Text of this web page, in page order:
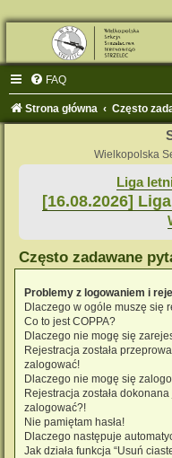
FAQ
Strona główna Często
Wielkopolska
Liga
[16.08.2026]
Często zadawane
Problemy z logowaniem i
Dlaczego w ogóle muszę się
Co to jest COPPA?
Dlaczego nie mogę się
Rejestracja została
zalogować!
Dlaczego nie mogę się
Rejestracja została
zalogować?!
Nie pamiętam hasła!
Dlaczego następuje
Jak działa funkcja “Usuń